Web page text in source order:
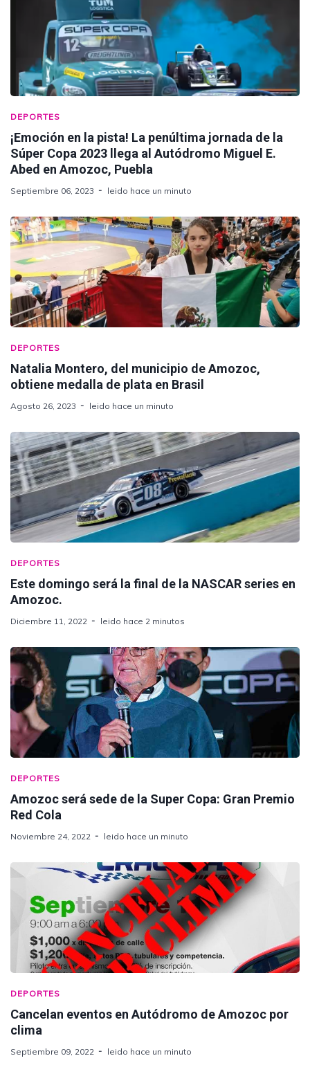
DEPORTES
¡Emoción en la pista! La penúltima jornada de la
Súper Copa 2023 llega al Autódromo Miguel E.
Abed en Amozoc, Puebla
Septiembre 06, 2023 leido hace un minuto
DEPORTES
Natalia Montero, del municipio de Amozoc,
obtiene medalla de plata en Brasil
Agosto 26, 2023 leido hace un minuto
DEPORTES
Este domingo será la final de la NASCAR series en
Amozoc.
Diciembre 11, 2022 leido hace 2 minutos
DEPORTES
Amozoc será sede de la Super Copa: Gran Premio
Red Cola
Noviembre 24, 2022 leido hace un minuto
DEPORTES
Cancelan eventos en Autódromo de Amozoc por
clima
Septiembre 09, 2022 leido hace un minuto